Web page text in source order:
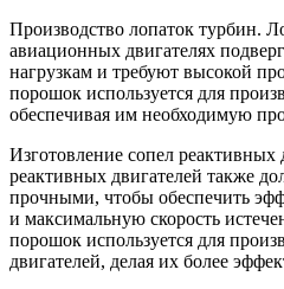
Производство лопаток турбин.
авиационных двигателях
нагрузкам и требуют высокой
порошок используется для
обеспечивая им необходимую
Изготовление сопел реактивных
реактивных двигателей также
прочными, чтобы обеспечить
и максимальную скорость
порошок используется для
двигателей, делая их более